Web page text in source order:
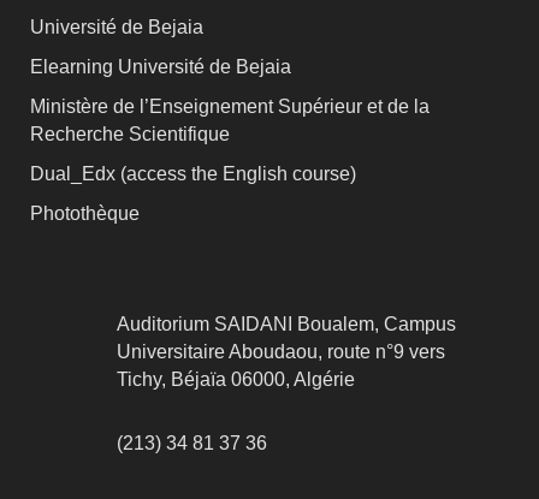
Université de Bejaia
Elearning Université de Bejaia
Ministère de l’Enseignement Supérieur et de la
Recherche Scientifique
Dual_Edx (access the English course)
Photothèque
Auditorium SAIDANI Boualem, Campus
Universitaire Aboudaou, route n°9 vers
Tichy, Béjaïa 06000, Algérie
(213) 34 81 37 36